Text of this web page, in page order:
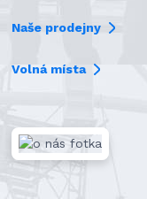
Naše prodejny
Volná místa